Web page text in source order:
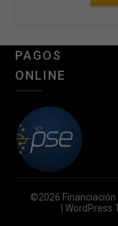
PAGOS
ONLINE
©2026 Financiación
| WordPress